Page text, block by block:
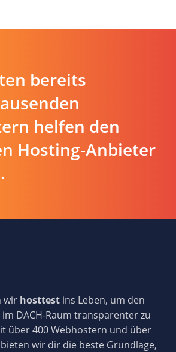
bereits
helfen den
Hosting-Anbieter
wir hosttest ins Leben, um den
DACH-Raum transparenter zu
über 400 Webhostern und über
wir dir die beste Grundlage,